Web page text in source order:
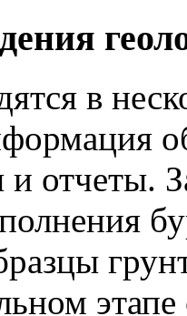
в
отчеты.
этапе